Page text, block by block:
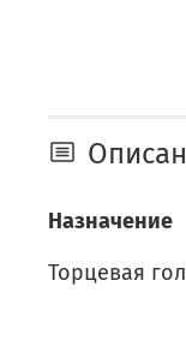
Назначение
Торцевая